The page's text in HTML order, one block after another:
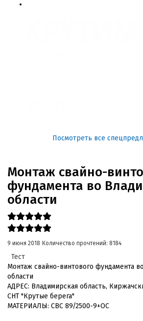
Посмотреть все
Монтаж свайно-
фундамента во
области
9 июня 2018 Количество прочтений: 8184
Тест
Монтаж свайно-винтового фундамента
области
АДРЕС: Владимирская область,
СНТ "Крутые берега"
МАТЕРИАЛЫ: СВС 89/2500-9+ОС